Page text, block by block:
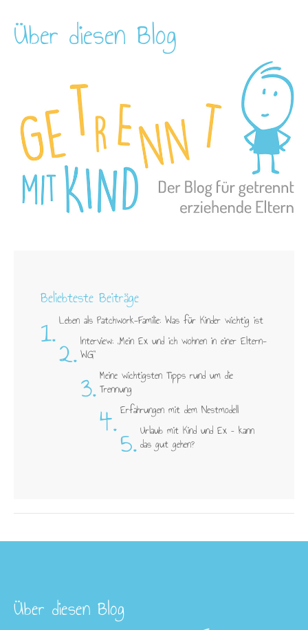
Über diesen Blog
Beliebteste Beiträge
1. Leben als Patchwork-Familie: Was für Kinder wichtig ist
2. Interview: „Mein Ex und ich wohnen in einer Eltern-
WG"
3. Meine wichtigsten Tipps rund um die
Trennung
4. Erfahrungen mit dem Nestmodell
5. Urlaub mit Kind und Ex – kann
das gut gehen?
Über diesen Blog